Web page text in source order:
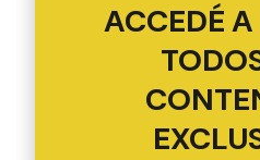
ACCEDÉ A